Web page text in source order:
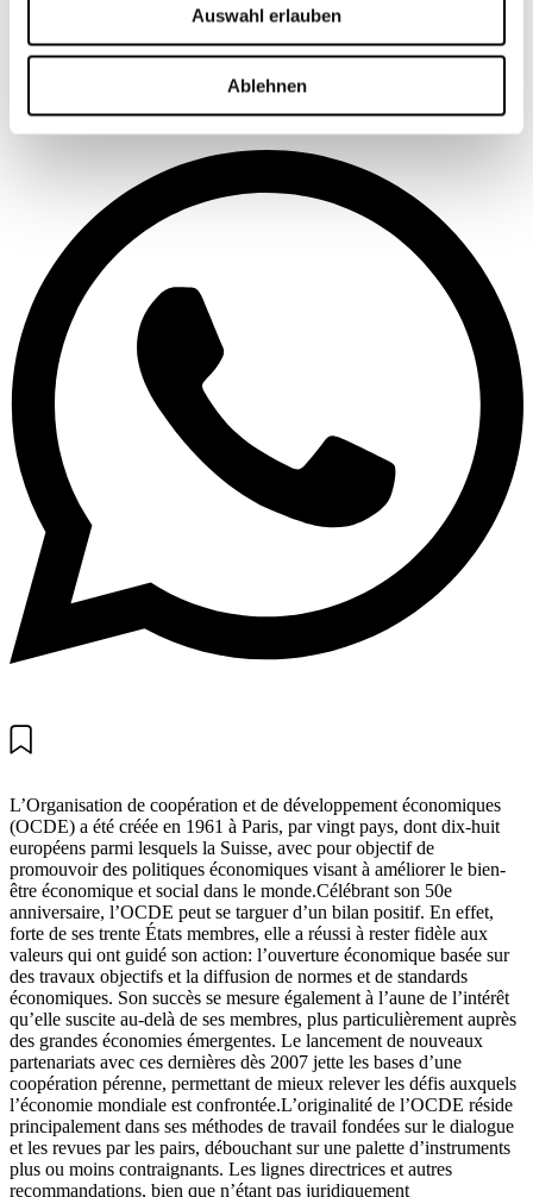
Auswahl erlauben
Ablehnen
L’Organisation de coopération et de développement économiques
(OCDE) a été créée en 1961 à Paris, par vingt pays, dont dix-huit
européens parmi lesquels la Suisse, avec pour objectif de
promouvoir des politiques économiques visant à améliorer le bien-
être économique et social dans le monde.Célébrant son 50e
anniversaire, l’OCDE peut se targuer d’un bilan positif. En effet,
forte de ses trente États membres, elle a réussi à rester fidèle aux
valeurs qui ont guidé son action: l’ouverture économique basée sur
des travaux objectifs et la diffusion de normes et de standards
économiques. Son succès se mesure également à l’aune de l’intérêt
qu’elle suscite au-delà de ses membres, plus particulièrement auprès
des grandes économies émergentes. Le lancement de nouveaux
partenariats avec ces dernières dès 2007 jette les bases d’une
coopération pérenne, permettant de mieux relever les défis auxquels
l’économie mondiale est confrontée.L’originalité de l’OCDE réside
principalement dans ses méthodes de travail fondées sur le dialogue
et les revues par les pairs, débouchant sur une palette d’instruments
plus ou moins contraignants. Les lignes directrices et autres
recommandations, bien que n’étant pas juridiquement